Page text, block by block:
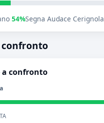
54%Segna Audace Cerignola
a confronto